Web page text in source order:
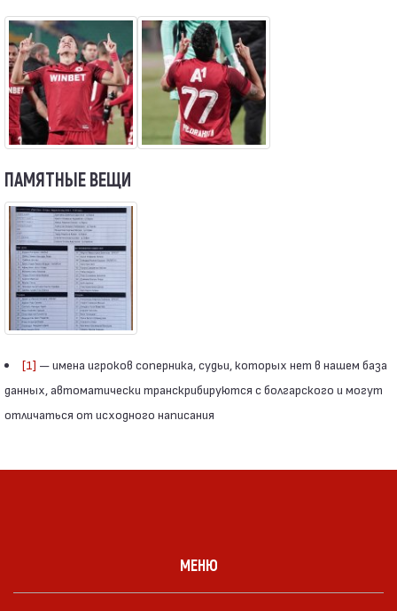
ПАМЯТНЫЕ ВЕЩИ
[1] — имена игроков соперника, судьи, которых нет в нашем база
данных, автоматически транскрибируются с болгарского и могут
отличаться от исходного написания
МЕНЮ